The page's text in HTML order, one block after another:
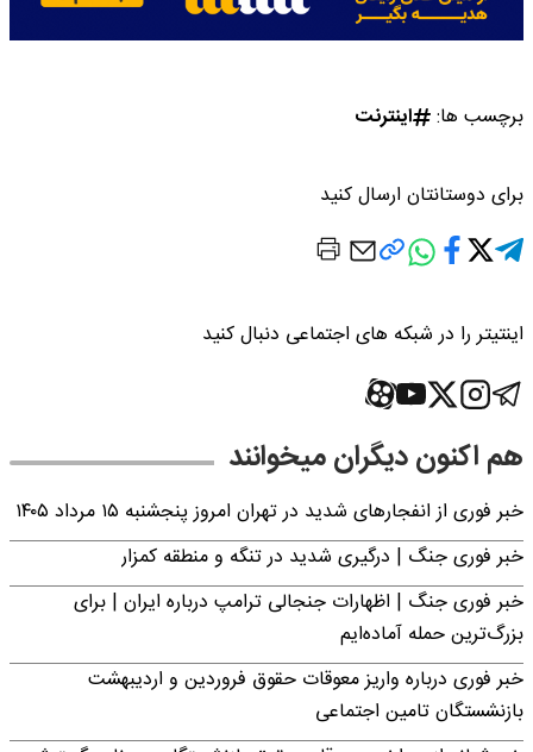
برچسب ها: اینترنت
برای دوستانتان ارسال کنید
اینتیتر را در شبکه های اجتماعی دنبال کنید
هم اکنون دیگران میخوانند
خبر فوری از انفجارهای شدید در تهران امروز پنجشنبه ۱۵ مرداد ۱۴۰۵
خبر فوری جنگ | درگیری شدید در تنگه و منطقه کمزار
خبر فوری جنگ | اظهارات جنجالی ترامپ درباره ایران | برای
بزرگ‌ترین حمله آماده‌ایم
خبر فوری درباره واریز معوقات حقوق فروردین و اردیبهشت
بازنشستگان تامین اجتماعی